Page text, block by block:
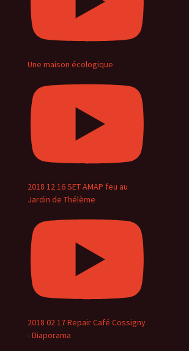
Une maison écologique
2018 12 16 SET AMAP feu au
Jardin de Thélème
2018 02 17 Repair Café Cossigny
- Diaporama